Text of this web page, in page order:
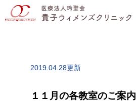
2019.04.28更新
１１月の各教室のご案内